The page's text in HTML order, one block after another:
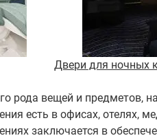
Двери для ночных
рода вещей и предметов,
есть в офисах, отелях,
заключается в